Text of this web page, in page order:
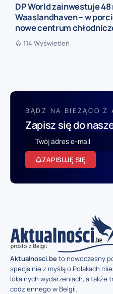
DP World zainwestuje
Waaslandhaven – w
nowe centrum
114 Wyświetleń
BĄDŹ NA BIEŻĄCO Z
Zapisz się do
ZAPISUJĘ SIĘ
Aktualnosci.beto nowoczesny
specjalnie z myślą o Polakach
lokalnych wydarzeniach, a także
codziennego w Belgii.